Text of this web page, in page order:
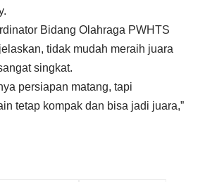
Bidang Olahraga PWHTS
tidak mudah meraih juara
singkat.
persiapan matang, tapi
tetap kompak dan bisa jadi juara,”